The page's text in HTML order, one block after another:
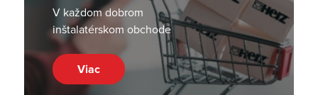
V každom dobrom
inštalatérskom obchode
Viac